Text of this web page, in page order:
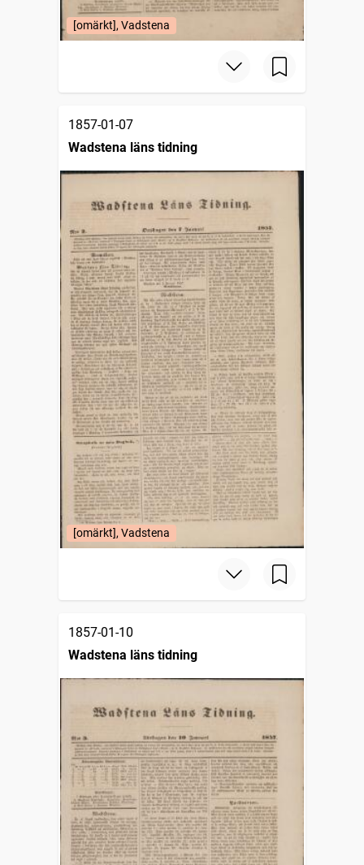
[omärkt], Vadstena
1857-01-07
Wadstena läns tidning
[omärkt], Vadstena
1857-01-10
Wadstena läns tidning